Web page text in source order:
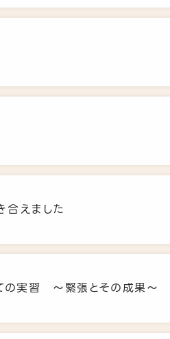
合えました
の実習 ～緊張とその成果～